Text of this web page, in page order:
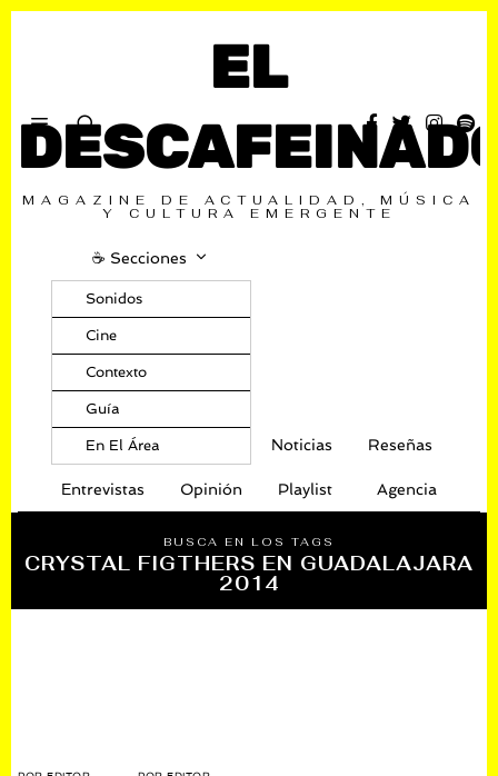
EL
MAGAZINE DE ACTUALIDAD, MÚSICA
Y CULTURA EMERGENTE
☕️ Secciones
Sonidos
Cine
Contexto
Guía
En El Área Noticias Reseñas
Entrevistas Opinión Playlist Agencia
BUSCA EN LOS TAGS
CRYSTAL FIGTHERS EN GUADALAJARA
2014